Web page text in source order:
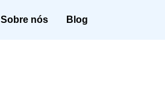
Sobre nós Blog